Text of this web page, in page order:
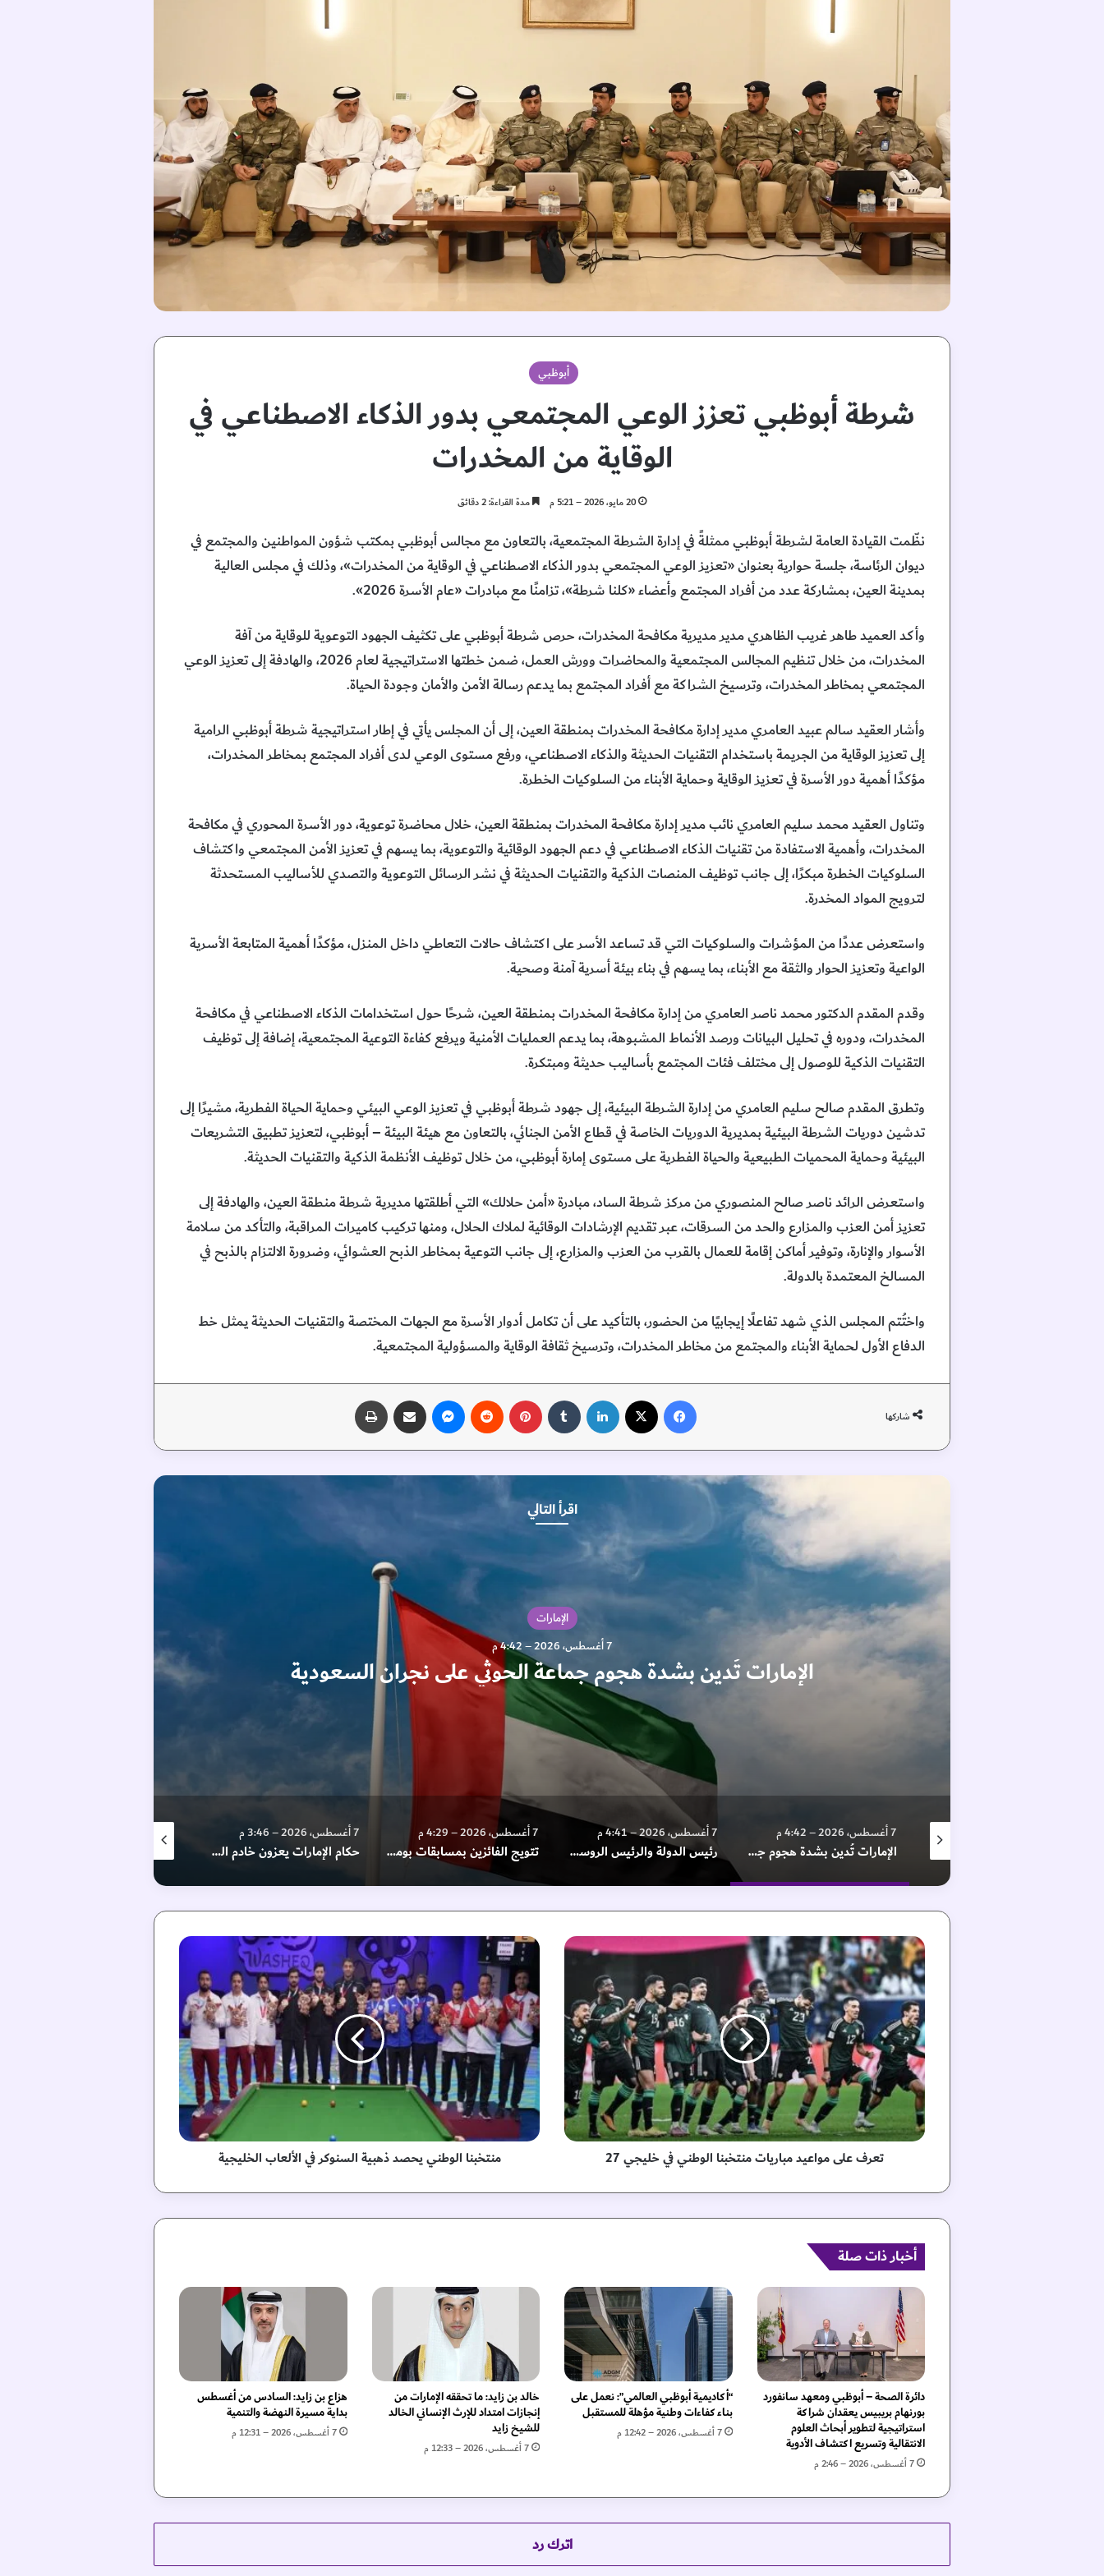
أبوظبي
شرطة أبوظبي تعزز الوعي المجتمعي بدور الذكاء الاصطناعي في
الوقاية من المخدرات
20 مايو، 2026 – 5:21 م مدة القراءة: 2 دقائق
نظّمت القيادة العامة لشرطة أبوظبي ممثلةً في إدارة الشرطة المجتمعية، بالتعاون مع مجالس أبوظبي بمكتب شؤون المواطنين والمجتمع في
ديوان الرئاسة، جلسة حوارية بعنوان «تعزيز الوعي المجتمعي بدور الذكاء الاصطناعي في الوقاية من المخدرات»، وذلك في مجلس العالية
بمدينة العين، بمشاركة عدد من أفراد المجتمع وأعضاء «كلنا شرطة»، تزامنًا مع مبادرات «عام الأسرة 2026».
وأكد العميد طاهر غريب الظاهري مدير مديرية مكافحة المخدرات، حرص شرطة أبوظبي على تكثيف الجهود التوعوية للوقاية من آفة
المخدرات، من خلال تنظيم المجالس المجتمعية والمحاضرات وورش العمل، ضمن خطتها الاستراتيجية لعام 2026، والهادفة إلى تعزيز الوعي
المجتمعي بمخاطر المخدرات، وترسيخ الشراكة مع أفراد المجتمع بما يدعم رسالة الأمن والأمان وجودة الحياة.
وأشار العقيد سالم عبيد العامري مدير إدارة مكافحة المخدرات بمنطقة العين، إلى أن المجلس يأتي في إطار استراتيجية شرطة أبوظبي الرامية
إلى تعزيز الوقاية من الجريمة باستخدام التقنيات الحديثة والذكاء الاصطناعي، ورفع مستوى الوعي لدى أفراد المجتمع بمخاطر المخدرات،
مؤكدًا أهمية دور الأسرة في تعزيز الوقاية وحماية الأبناء من السلوكيات الخطرة.
وتناول العقيد محمد سليم العامري نائب مدير إدارة مكافحة المخدرات بمنطقة العين، خلال محاضرة توعوية، دور الأسرة المحوري في مكافحة
المخدرات، وأهمية الاستفادة من تقنيات الذكاء الاصطناعي في دعم الجهود الوقائية والتوعوية، بما يسهم في تعزيز الأمن المجتمعي واكتشاف
السلوكيات الخطرة مبكرًا، إلى جانب توظيف المنصات الذكية والتقنيات الحديثة في نشر الرسائل التوعوية والتصدي للأساليب المستحدثة
لترويج المواد المخدرة.
واستعرض عددًا من المؤشرات والسلوكيات التي قد تساعد الأسر على اكتشاف حالات التعاطي داخل المنزل، مؤكدًا أهمية المتابعة الأسرية
الواعية وتعزيز الحوار والثقة مع الأبناء، بما يسهم في بناء بيئة أسرية آمنة وصحية.
وقدم المقدم الدكتور محمد ناصر العامري من إدارة مكافحة المخدرات بمنطقة العين، شرحًا حول استخدامات الذكاء الاصطناعي في مكافحة
المخدرات، ودوره في تحليل البيانات ورصد الأنماط المشبوهة، بما يدعم العمليات الأمنية ويرفع كفاءة التوعية المجتمعية، إضافة إلى توظيف
التقنيات الذكية للوصول إلى مختلف فئات المجتمع بأساليب حديثة ومبتكرة.
وتطرق المقدم صالح سليم العامري من إدارة الشرطة البيئية، إلى جهود شرطة أبوظبي في تعزيز الوعي البيئي وحماية الحياة الفطرية، مشيرًا إلى
تدشين دوريات الشرطة البيئية بمديرية الدوريات الخاصة في قطاع الأمن الجنائي، بالتعاون مع هيئة البيئة – أبوظبي، لتعزيز تطبيق التشريعات
البيئية وحماية المحميات الطبيعية والحياة الفطرية على مستوى إمارة أبوظبي، من خلال توظيف الأنظمة الذكية والتقنيات الحديثة.
واستعرض الرائد ناصر صالح المنصوري من مركز شرطة الساد، مبادرة «أمن حلالك» التي أطلقتها مديرية شرطة منطقة العين، والهادفة إلى
تعزيز أمن العزب والمزارع والحد من السرقات، عبر تقديم الإرشادات الوقائية لملاك الحلال، ومنها تركيب كاميرات المراقبة، والتأكد من سلامة
الأسوار والإنارة، وتوفير أماكن إقامة للعمال بالقرب من العزب والمزارع، إلى جانب التوعية بمخاطر الذبح العشوائي، وضرورة الالتزام بالذبح في
المسالخ المعتمدة بالدولة.
واختُتم المجلس الذي شهد تفاعلًا إيجابيًا من الحضور، بالتأكيد على أن تكامل أدوار الأسرة مع الجهات المختصة والتقنيات الحديثة يمثل خط
الدفاع الأول لحماية الأبناء والمجتمع من مخاطر المخدرات، وترسيخ ثقافة الوقاية والمسؤولية المجتمعية.
شاركها
فيسبوك بينتيريست
اقرأ التالي
الإمارات
7 أغسطس، 2026 – 4:42 م
الإمارات تُدين بشدة هجوم جماعة الحوثي على نجران السعودية
7 أغسطس، 2026 – 4:42 م
الإمارات تُدين بشدة هجوم جماعة الحوثي على نجران السعودية
7 أغسطس، 2026 – 4:41 م
رئيس الدولة والرئيس الروسي يبحثان خلال اتصال هاتفي علاقات التعاون بين البلدين والتطورات الإقليمية والدولية
7 أغسطس، 2026 – 4:29 م
تتويج الفائزين بمسابقات بومعان والليمون في «الوثبة للرطب»
7 أغسطس، 2026 – 3:46 م
حكام الإمارات يعزون خادم الحرمين بوفاة والدة صاحب السمو الملكي الأمير حمود بن سعود بن عبدالعزيز آل سعود
ت
ع
ر
ف
ع
ل
ى
م
و
ا
ع
ي
ر
ت
م
ب
ن
ا
ا
ل
و
ط
ي
ل
تعرف على مواعيد مباريات منتخبنا الوطني في خليجي 27
م
خ
ب
ن
ا
ا
ل
و
ط
ن
د
ي
ن
و
ك
ر
ف
ل
ع
ا
منتخبنا الوطني يحصد ذهبية السنوكر في الألعاب الخليجية
أخبار ذات صلة
دائرة الصحة – أبوظبي ومعهد سانفورد
بورنهام بريبيس يعقدان شراكة
استراتيجية لتطوير أبحاث العلوم
الانتقالية وتسريع اكتشاف الأدوية
7 أغسطس، 2026 – 2:46 م
“أكاديمية أبوظبي العالمي”: نعمل على
بناء كفاءات وطنية مؤهلة للمستقبل
7 أغسطس، 2026 – 12:42 م
خالد بن زايد: ما تحققه الإمارات من
إنجازات امتداد للإرث الإنساني الخالد
للشيخ زايد
7 أغسطس، 2026 – 12:33 م
هزاع بن زايد: السادس من أغسطس
بداية مسيرة النهضة والتنمية
7 أغسطس، 2026 – 12:31 م
اترك رد